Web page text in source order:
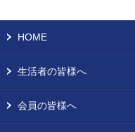
HOME
生活者の皆様へ
会員の皆様へ